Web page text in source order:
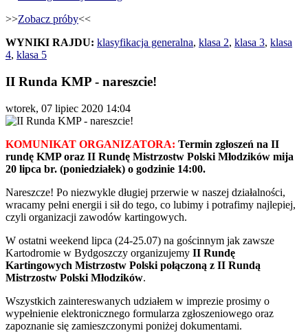
>>Zobacz próby<<
WYNIKI RAJDU: klasyfikacja generalna, klasa 2, klasa 3, klasa
4, klasa 5
II Runda KMP - nareszcie!
wtorek, 07 lipiec 2020 14:04
KOMUNIKAT ORGANIZATORA: Termin zgłoszeń na II
rundę KMP oraz II Rundę Mistrzostw Polski Młodzików mija
20 lipca br. (poniedziałek) o godzinie 14:00.
Nareszcze! Po niezwykle długiej przerwie w naszej działalności,
wracamy pełni energii i sił do tego, co lubimy i potrafimy najlepiej,
czyli organizacji zawodów kartingowych.
W ostatni weekend lipca (24-25.07) na gościnnym jak zawsze
Kartodromie w Bydgoszczy organizujemy II Rundę
Kartingowych Mistrzostw Polski połączoną z II Rundą
Mistrzostw Polski Młodzików.
Wszystkich zaintereswanych udziałem w imprezie prosimy o
wypełnienie elektronicznego formularza zgłoszeniowego oraz
zapoznanie się zamieszczonymi poniżej dokumentami.